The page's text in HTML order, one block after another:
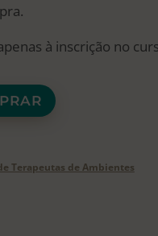
à inscrição no
Terapeutas de Ambientes